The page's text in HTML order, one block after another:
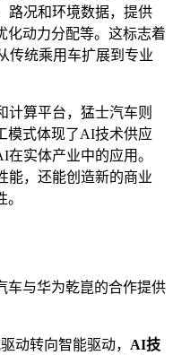
路况和环境数据，提供
化动力分配等。这标志着
传统乘用车扩展到专业
计算平台，猛士汽车则
模式体现了AI技术供应
实体产业中的应用。
能，还能创造新的商业
车与华为乾崑的合作提供
动转向智能驱动， AI技